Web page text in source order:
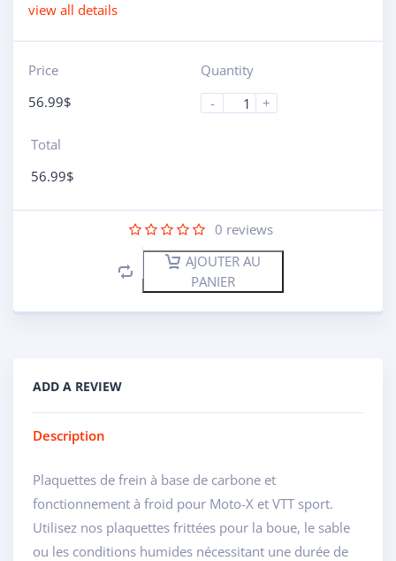
view all details
Price
56.99$
Quantity
-
+
Total
56.99$
0 reviews
AJOUTER AU
PANIER
ADD A REVIEW
Description
Plaquettes de frein à base de carbone et
fonctionnement à froid pour Moto-X et VTT sport.
Utilisez nos plaquettes frittées pour la boue, le sable
ou les conditions humides nécessitant une durée de